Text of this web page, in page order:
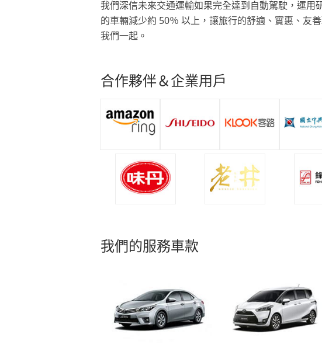
我們深信未來交通運輸如果完全達到自動駕駛，運用
的車輛減少約 50％ 以上，讓旅行的舒適、實惠、友
我們一起。
合作夥伴＆企業用戶
我們的服務車款